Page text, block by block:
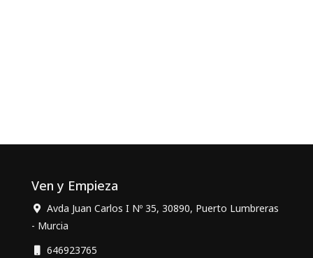
Ven y Empieza
Avda Juan Carlos I Nº 35, 30890, Puerto Lumbreras
- Murcia
646923765